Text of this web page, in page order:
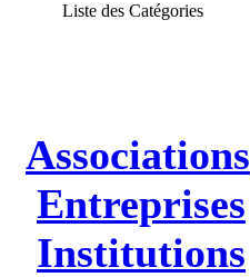
Liste des Catégories
Associations
Entreprises
Institutions